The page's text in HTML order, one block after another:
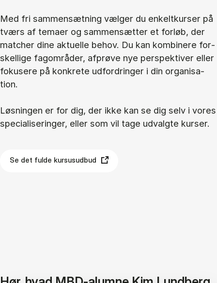
Med fri sam­men­sæt­ning væl­ger du en­kelt­kur­ser på
tværs af te­ma­er og sam­men­sæt­ter et for­løb, der
mat­cher dine ak­tu­el­le be­hov. Du kan kom­bi­ne­re for­
skel­li­ge fag­om­rå­der, af­prø­ve nye per­spek­ti­ver el­ler
fo­ku­se­re på kon­kre­te ud­for­drin­ger i din or­ga­ni­sa­
tion.
Løs­nin­gen er for dig, der ikke kan se dig selv i vo­res
spe­ci­a­li­se­rin­ger, el­ler som vil tage ud­valg­te kur­ser.
Se det fulde kursusudbud